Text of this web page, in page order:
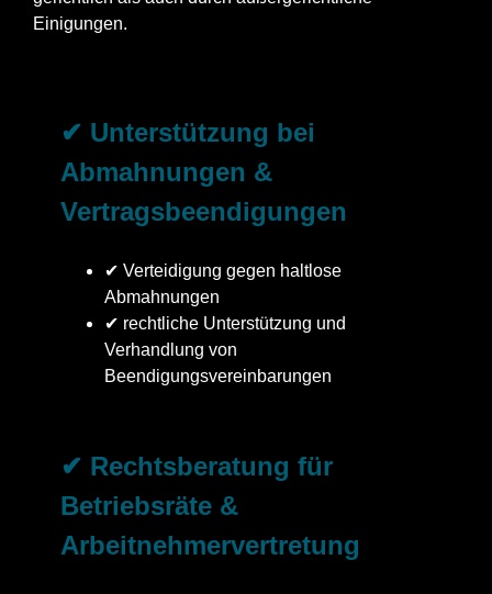
Einigungen.
✔ Unterstützung bei
Abmahnungen &
Vertragsbeendigungen
✔ Verteidigung gegen haltlose
Abmahnungen
✔ rechtliche Unterstützung und
Verhandlung von
Beendigungsvereinbarungen
✔ Rechtsberatung für
Betriebsräte &
Arbeitnehmervertretung